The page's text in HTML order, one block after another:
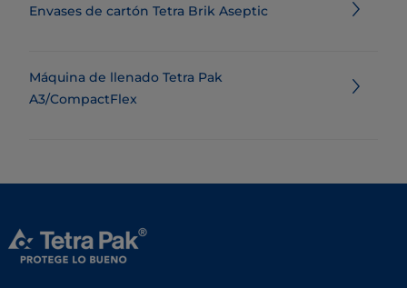
Envases de cartón Tetra Brik Aseptic
Máquina de llenado Tetra Pak
A3/CompactFlex